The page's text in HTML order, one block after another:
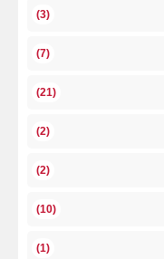
(3)
(7)
(21)
(2)
(2)
(10)
(1)